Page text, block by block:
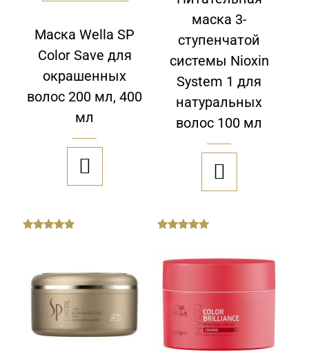
Маска Wella SP
Color Save для
окрашенных
волос 200 мл, 400
мл

маска 3-
ступенчатой
системы Nioxin
System 1 для
натуральных
волос 100 мл
